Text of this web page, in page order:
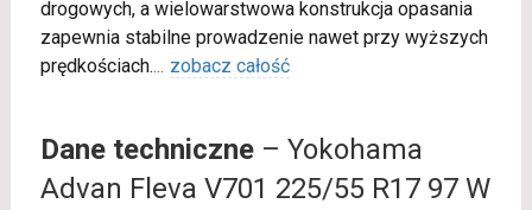
drogowych, a wielowarstwowa konstrukcja opasania
zapewnia stabilne prowadzenie nawet przy wyższych
prędkościach.... zobacz całość
Dane techniczne– Yokohama
Advan Fleva V701 225/55 R17 97 W